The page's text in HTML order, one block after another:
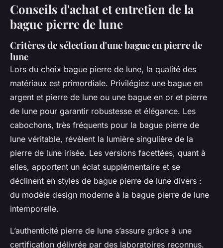
Conseils d'achat et entretien de la
bague pierre de lune
Critères de sélection d'une bague en pierre de
lune
Lors du choix bague pierre de lune, la qualité des
matériaux est primordiale. Privilégiez une bague en
argent et pierre de lune ou une bague en or et pierre
de lune pour garantir robustesse et élégance. Les
cabochons, très fréquents pour la bague pierre de
lune véritable, révèlent la lumière singulière de la
pierre de lune irisée. Les versions facettées, quant à
elles, apportent un éclat supplémentaire et se
déclinent en styles de bague pierre de lune divers :
du modèle design moderne à la bague pierre de lune
intemporelle.
L’authenticité pierre de lune s’assure grâce à une
certification délivrée par des laboratoires reconnus.